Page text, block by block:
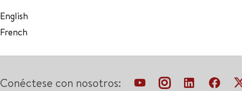
English
French
Conéctese con nosotros: